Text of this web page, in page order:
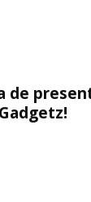
de